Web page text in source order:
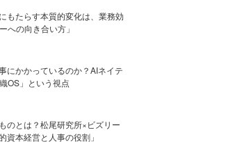
もたらす本質的変化は、業務効
への向き合い方」
にかかっているのか？AIネイテ
OS」という視点
のとは？松尾研究所×ビズリー
資本経営と人事の役割」